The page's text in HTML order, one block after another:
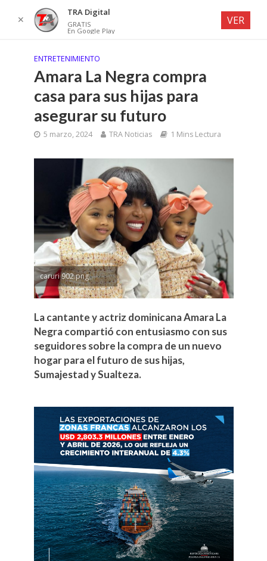
ENTRETENIMIENTO
Amara La Negra compra
casa para sus hijas para
asegurar su futuro
5 marzo, 2024 TRA Noticias 1 Mins Lectura
caruri 902.png
La cantante y actriz dominicana Amara La
Negra compartió con entusiasmo con sus
seguidores sobre la compra de un nuevo
hogar para el futuro de sus hijas,
Sumajestad y Sualteza.
✕
TRA Digital
GRATIS
En Google Play
VER